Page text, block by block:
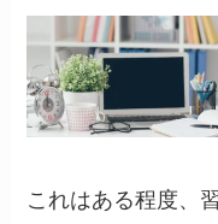
これはある程度、